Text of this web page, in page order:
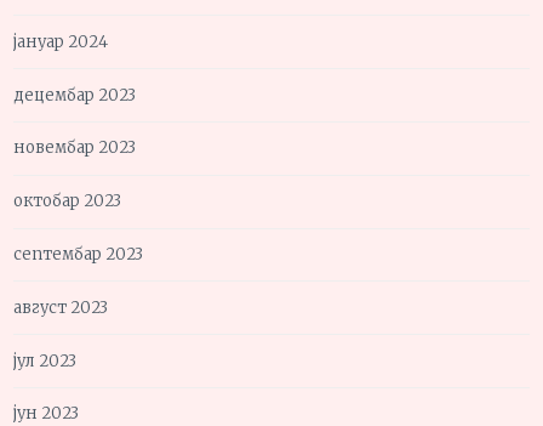
јануар 2024
децембар 2023
новембар 2023
октобар 2023
септембар 2023
август 2023
јул 2023
јун 2023